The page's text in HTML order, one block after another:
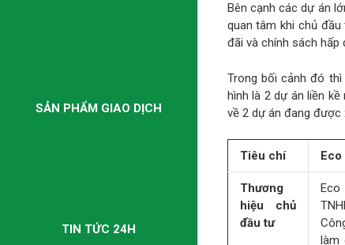
SẢN PHẨM GIAO DỊCH
TIN TỨC 24H
Bên cạnh các dự án
quan tâm khi chủ
đãi và chính sách hấp
Trong bối cảnh đó
hình là 2 dự án liền
về 2 dự án đang
Tiêu chí Eco
Thương
hiệu chủ
đầu tư
làm